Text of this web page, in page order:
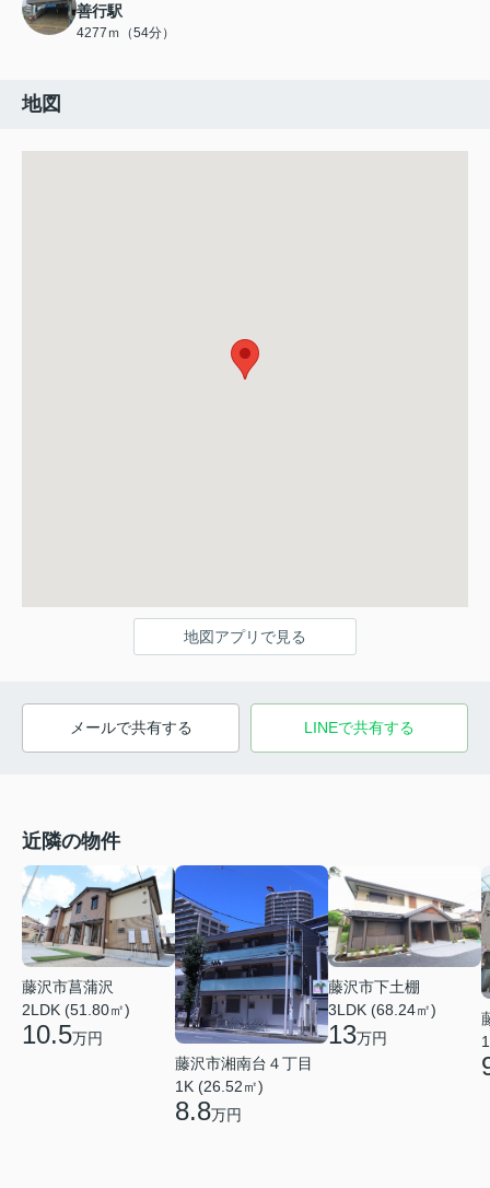
善行駅
4277ｍ（54分）
地図
地図アプリで見る
メールで共有する LINEで共有する
近隣の物件
藤沢市菖蒲沢
2LDK (51.80㎡)
10.5万円
藤沢市湘南台４丁目
1K (26.52㎡)
8.8万円
藤沢市下土棚
3LDK (68.24㎡)
13万円